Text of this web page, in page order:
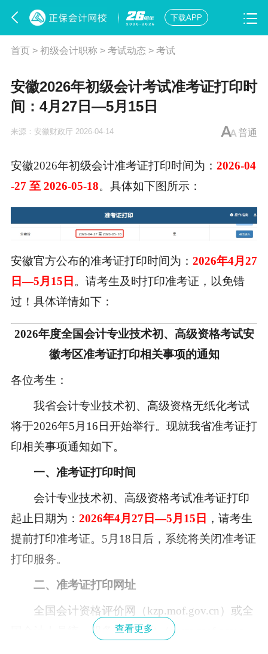
下载APP
首页> 初级会计职称> 考试动态 > 考试
安徽2026年初级会计考试准考证打印时
间：4月27日—5月15日
普通
来源： 安徽财政厅 2026-04-14
安徽2026年初级会计准考证打印时间为： 2026-04
-27 至 2026-05-18。具体如下图所示：
安徽官方公布的准考证打印时间为： 2026年4月27
日—5月15日 。请考生及时打印准考证，以免错
过！ 具体详情如下：
2026年度全国会计专业技术初、高级资格考试安
徽考区准考证打印相关事项的通知
各位考生：
我省会计专业技术初、高级资格无纸化考试
将于2026年5月16日开始举行。现就我省准考证打
印相关事项通知如下。
一、准考证打印时间
会计专业技术初、高级资格考试准考证打印
起止日期为： 2026年4月27日—5月15日 ，请考生
提前打印准考证。5月18日后，系统将关闭准考证
打印服务。
二、准考证打印网址
全国会计资格评价网（kzp.mof.gov.cn）或全
国会计人员统一服务管理平台（ausm.mof.gov.c
查看更多